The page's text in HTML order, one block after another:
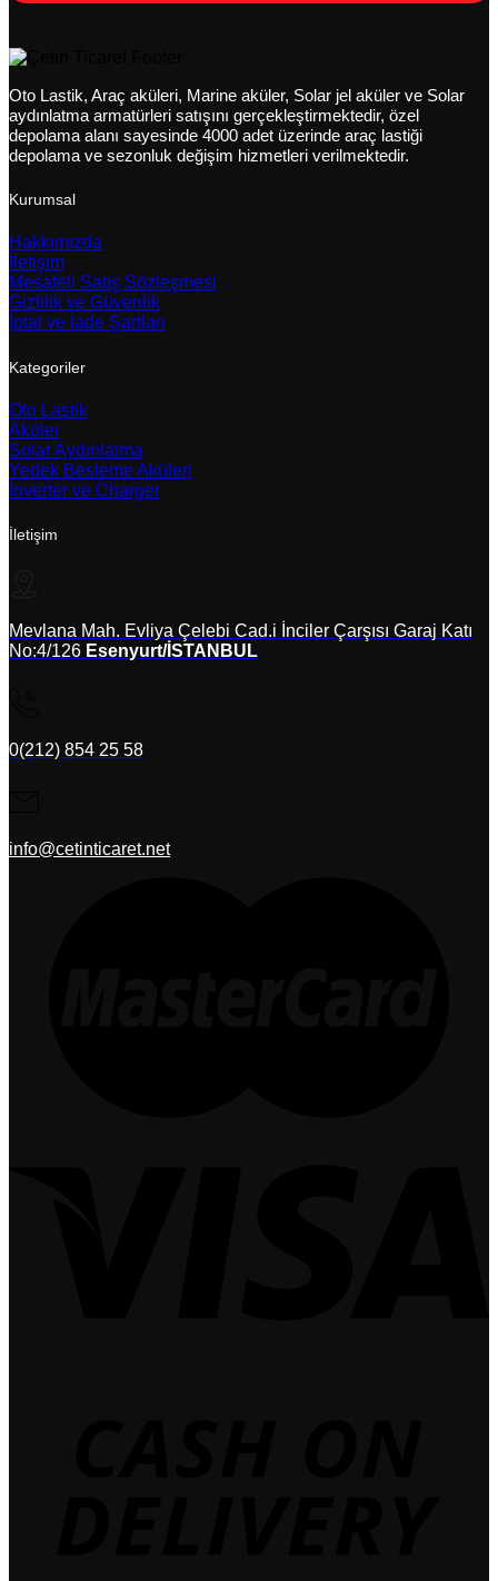
Oto Lastik, Araç aküleri, Marine aküler, Solar jel aküler ve Solar
aydınlatma armatürleri satışını gerçekleştirmektedir, özel
depolama alanı sayesinde 4000 adet üzerinde araç lastiği
depolama ve sezonluk değişim hizmetleri verilmektedir.
Kurumsal
Hakkımızda
İletişim
Mesafeli Satış Sözleşmesi
Gizlilik ve Güvenlik
İptal ve İade Şartları
Kategoriler
Oto Lastik
Aküler
Solar Aydınlatma
Yedek Besleme Aküleri
İnverter ve Charger
İletişim
Mevlana Mah. Evliya Çelebi Cad.i İnciler Çarşısı Garaj Katı
No:4/126 Esenyurt/İSTANBUL
0(212) 854 25 58
info@cetinticaret.net